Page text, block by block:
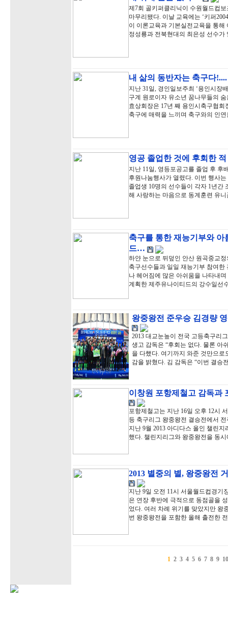
제7회 골키퍼클리닉이 수원월드컵
마무리됐다. 이날 교육에는 ‘키퍼
이 이론교육과 기본실전교육을 통
정성룡과 전북현대의 최은성 선수
내 삶의 동반자는 축구다
지난 31일, 경인일보주최 ‘용인시장
구계 원로이자 유소년 꿈나무들의
효상회장은 17년 째 용인시축구협
축구에 매력을 느끼며 축구와의 인
영공 졸업한 것에 후회한
지난 11일, 영등포공고를 졸업 후 후
후원나눔행사가 열렸다. 이번 행사
졸업생 10명의 선수들이 각자 1년간
해 사랑하는 마음으로 동계훈련 유
축구를 통한 재능기부와
드…
하얀 눈으로 뒤덮인 안산 원곡중교
축구선수들과 일일 재능기부 참여
나 헤어짐에 많은 아쉬움을 나타내
계획한 제주유나이티드의 강수일선
왕중왕전 준우승 김경량
2013 대교눈높이 전국 고등축구리
생고 감독은 “후회는 없다. 물론 아
을 다했다. 여기까지 와준 것만으
감을 밝혔다. 김 감독은 “이번 결승
이창원 포항제철고 감독과
포항제철고는 지난 16일 오후 12시
등 축구리그 왕중왕전 결승전에서
지난 9월 2013 아디다스 올인 챌린
했다. 챌린지리그와 왕중왕전을 동
2013 별중의 별, 왕중왕전
지난 9일 오전 11시 서울월드컵경기
은 연장 후반에 극적으로 동점골을
었다. 여러 차례 위기를 맞았지만 왕
번 왕중왕전을 포함한 올해 출전한
1 2 3 4 5 6 7 8 9 10